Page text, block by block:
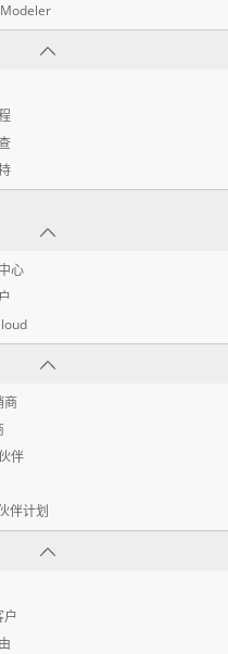
心
商
伴
伴计划